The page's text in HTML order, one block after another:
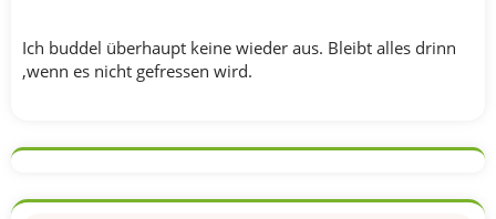
Ich buddel überhaupt keine wieder aus. Bleibt alles drinn
,wenn es nicht gefressen wird.